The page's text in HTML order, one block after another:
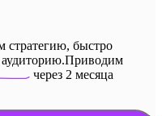
стратегию, быстро
Приводим
через 2 месяца